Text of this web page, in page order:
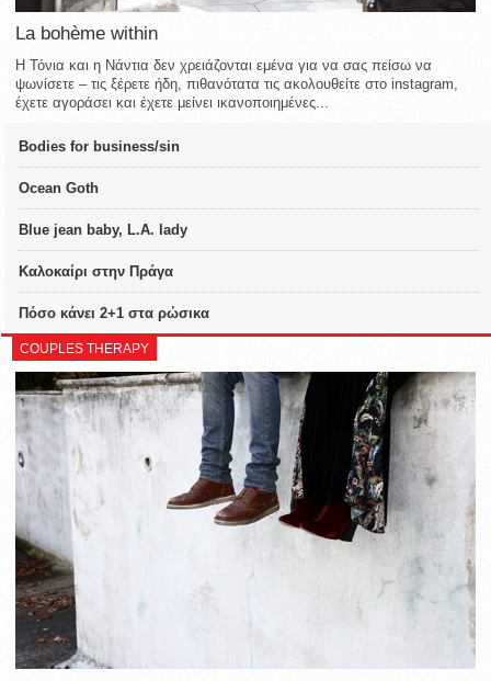
La bohème within
Η Τόνια και η Νάντια δεν χρειάζονται εμένα για να σας πείσω να
ψωνίσετε – τις ξέρετε ήδη, πιθανότατα τις ακολουθείτε στο instagram,
έχετε αγοράσει και έχετε μείνει ικανοποιημένες...
Bodies for business/sin
Ocean Goth
Blue jean baby, L.A. lady
Καλοκαίρι στην Πράγα
Πόσο κάνει 2+1 στα ρώσικα
COUPLES THERAPY